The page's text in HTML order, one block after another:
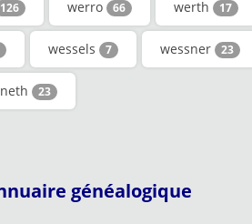
126 werro 66 werth 17
wessels 7 wessner 23
23
généalogique